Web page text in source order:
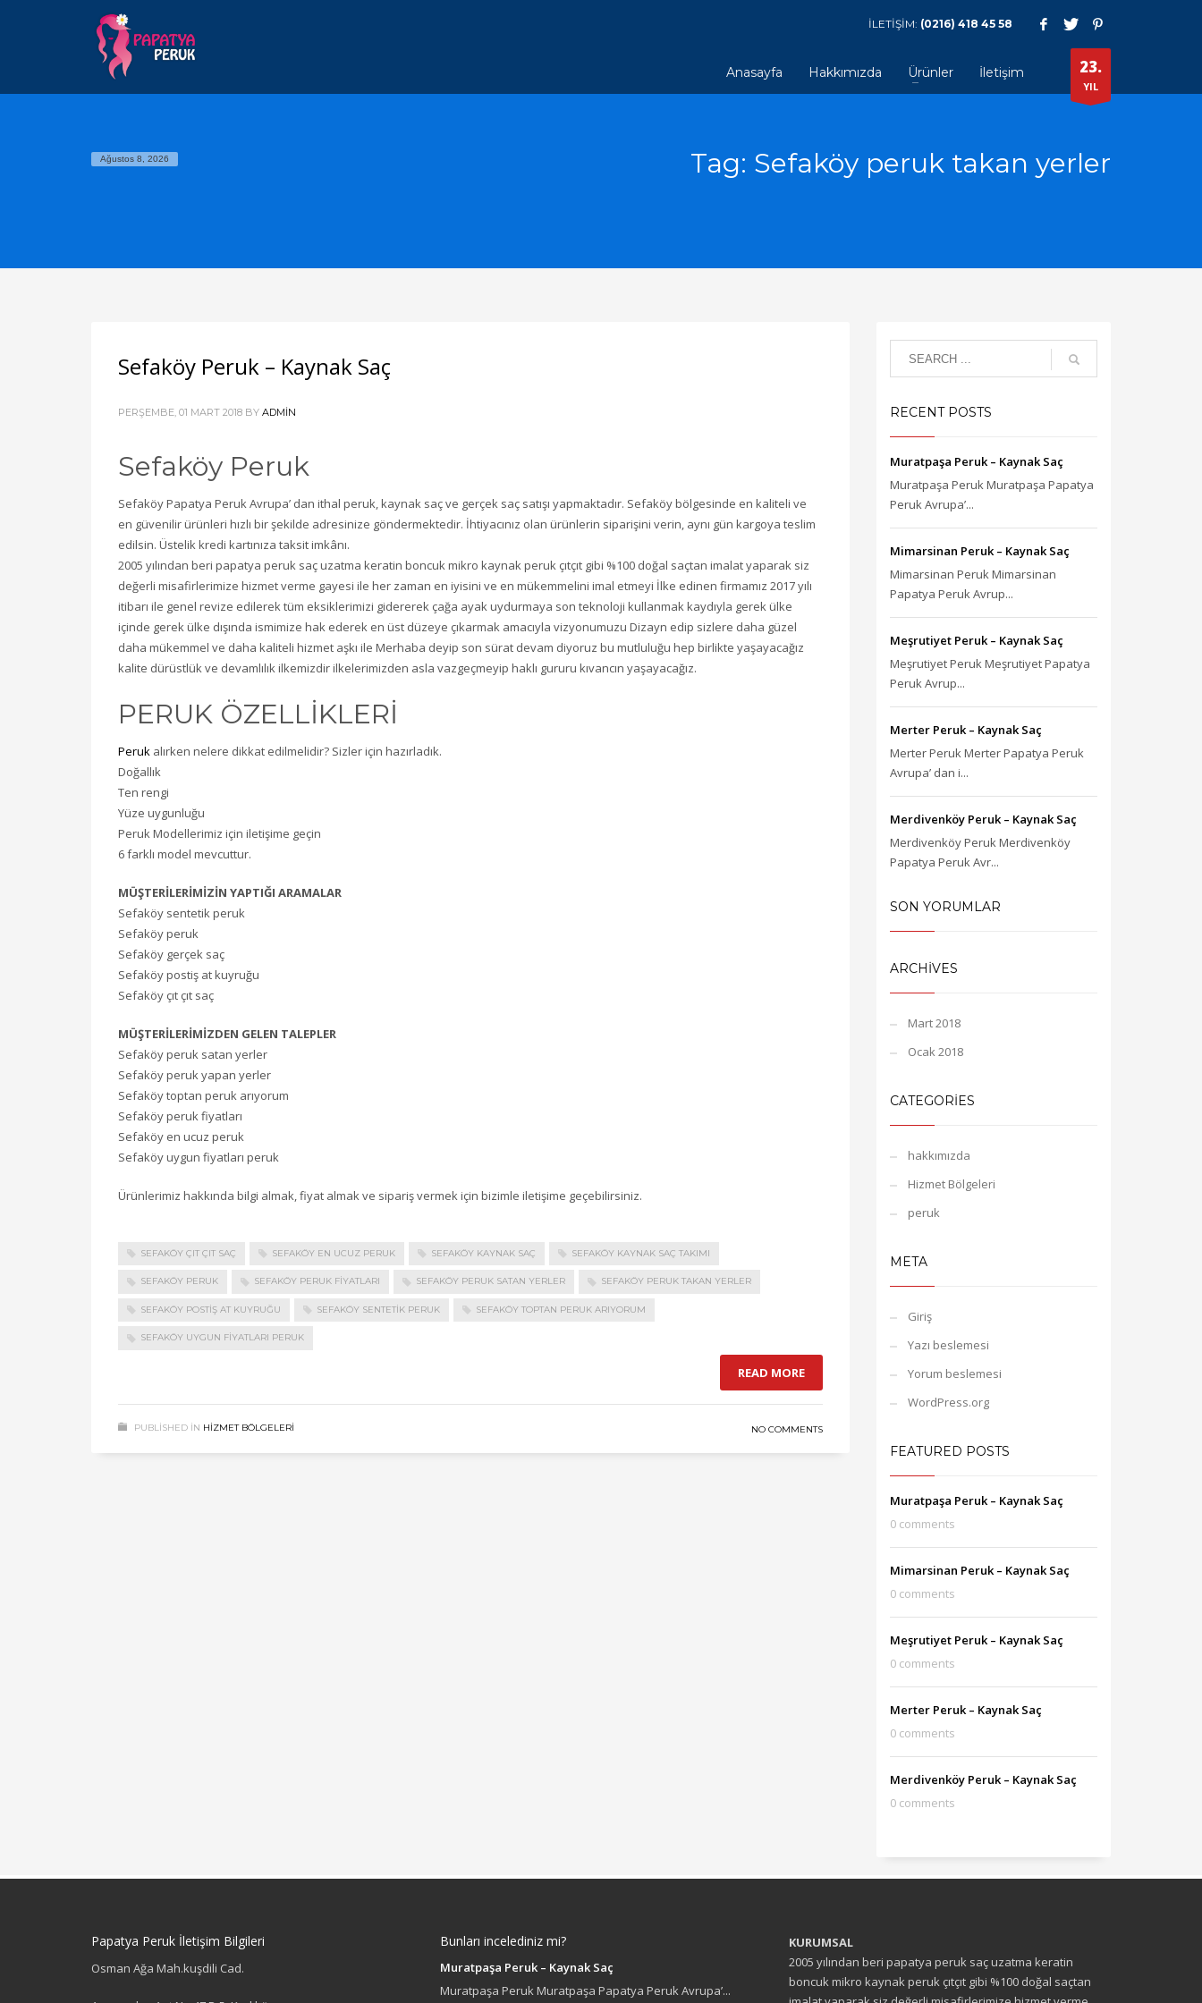
İLETİŞİM: (0216) 418 45 58
Anasayfa Hakkımızda Ürünler İletişim 23.
YIL
Ağustos 8, 2026 Tag: Sefaköy peruk takan yerler
Sefaköy Peruk – Kaynak Saç
PERŞEMBE, 01 MART 2018 BY ADMIN
Sefaköy Peruk
Sefaköy Papatya Peruk Avrupa’ dan ithal peruk, kaynak saç ve gerçek saç satışı yapmaktadır. Sefaköy bölgesinde en kaliteli ve
en güvenilir ürünleri hızlı bir şekilde adresinize göndermektedir. İhtiyacınız olan ürünlerin siparişini verin, aynı gün kargoya teslim
edilsin. Üstelik kredi kartınıza taksit imkânı.
2005 yılından beri papatya peruk saç uzatma keratin boncuk mikro kaynak peruk çıtçıt gibi %100 doğal saçtan imalat yaparak siz
değerli misafirlerimize hizmet verme gayesi ile her zaman en iyisini ve en mükemmelini imal etmeyi İlke edinen firmamız 2017 yılı
itibarı ile genel revize edilerek tüm eksiklerimizi gidererek çağa ayak uydurmaya son teknoloji kullanmak kaydıyla gerek ülke
içinde gerek ülke dışında ismimize hak ederek en üst düzeye çıkarmak amacıyla vizyonumuzu Dizayn edip sizlere daha güzel
daha mükemmel ve daha kaliteli hizmet aşkı ile Merhaba deyip son sürat devam diyoruz bu mutluluğu hep birlikte yaşayacağız
kalite dürüstlük ve devamlılık ilkemizdir ilkelerimizden asla vazgeçmeyip haklı gururu kıvancın yaşayacağız.
PERUK ÖZELLİKLERİ
Peruk alırken nelere dikkat edilmelidir? Sizler için hazırladık.
Doğallık
Ten rengi
Yüze uygunluğu
Peruk Modellerimiz için iletişime geçin
6 farklı model mevcuttur.
MÜŞTERİLERİMİZİN YAPTIĞI ARAMALAR
Sefaköy sentetik peruk
Sefaköy peruk
Sefaköy gerçek saç
Sefaköy postiş at kuyruğu
Sefaköy çıt çıt saç
MÜŞTERİLERİMİZDEN GELEN TALEPLER
Sefaköy peruk satan yerler
Sefaköy peruk yapan yerler
Sefaköy toptan peruk arıyorum
Sefaköy peruk fiyatları
Sefaköy en ucuz peruk
Sefaköy uygun fiyatları peruk
Ürünlerimiz hakkında bilgi almak, fiyat almak ve sipariş vermek için bizimle iletişime geçebilirsiniz.
SEFAKÖY ÇIT ÇIT SAÇ SEFAKÖY EN UCUZ PERUK SEFAKÖY KAYNAK SAÇ SEFAKÖY KAYNAK SAÇ TAKIMI
SEFAKÖY PERUK SEFAKÖY PERUK FIYATLARI SEFAKÖY PERUK SATAN YERLER SEFAKÖY PERUK TAKAN YERLER
SEFAKÖY POSTIŞ AT KUYRUĞU SEFAKÖY SENTETIK PERUK SEFAKÖY TOPTAN PERUK ARIYORUM
SEFAKÖY UYGUN FIYATLARI PERUK
READ MORE
PUBLISHED IN HIZMET BÖLGELERI NO COMMENTS
RECENT POSTS
Muratpaşa Peruk – Kaynak Saç
Muratpaşa Peruk Muratpaşa Papatya
Peruk Avrupa’...
Mimarsinan Peruk – Kaynak Saç
Mimarsinan Peruk Mimarsinan
Papatya Peruk Avrup...
Meşrutiyet Peruk – Kaynak Saç
Meşrutiyet Peruk Meşrutiyet Papatya
Peruk Avrup...
Merter Peruk – Kaynak Saç
Merter Peruk Merter Papatya Peruk
Avrupa’ dan i...
Merdivenköy Peruk – Kaynak Saç
Merdivenköy Peruk Merdivenköy
Papatya Peruk Avr...
SON YORUMLAR
ARCHIVES
Mart 2018
Ocak 2018
CATEGORIES
hakkımızda
Hizmet Bölgeleri
peruk
META
Giriş
Yazı beslemesi
Yorum beslemesi
WordPress.org
FEATURED POSTS
Muratpaşa Peruk – Kaynak Saç
0 comments
Mimarsinan Peruk – Kaynak Saç
0 comments
Meşrutiyet Peruk – Kaynak Saç
0 comments
Merter Peruk – Kaynak Saç
0 comments
Merdivenköy Peruk – Kaynak Saç
0 comments
Papatya Peruk İletişim Bilgileri
Osman Ağa Mah.kuşdili Cad.
Bunları incelediniz mi?
Muratpaşa Peruk – Kaynak Saç
Muratpaşa Peruk Muratpaşa Papatya Peruk Avrupa’...
KURUMSAL
2005 yılından beri papatya peruk saç uzatma keratin
boncuk mikro kaynak peruk çıtçıt gibi %100 doğal saçtan